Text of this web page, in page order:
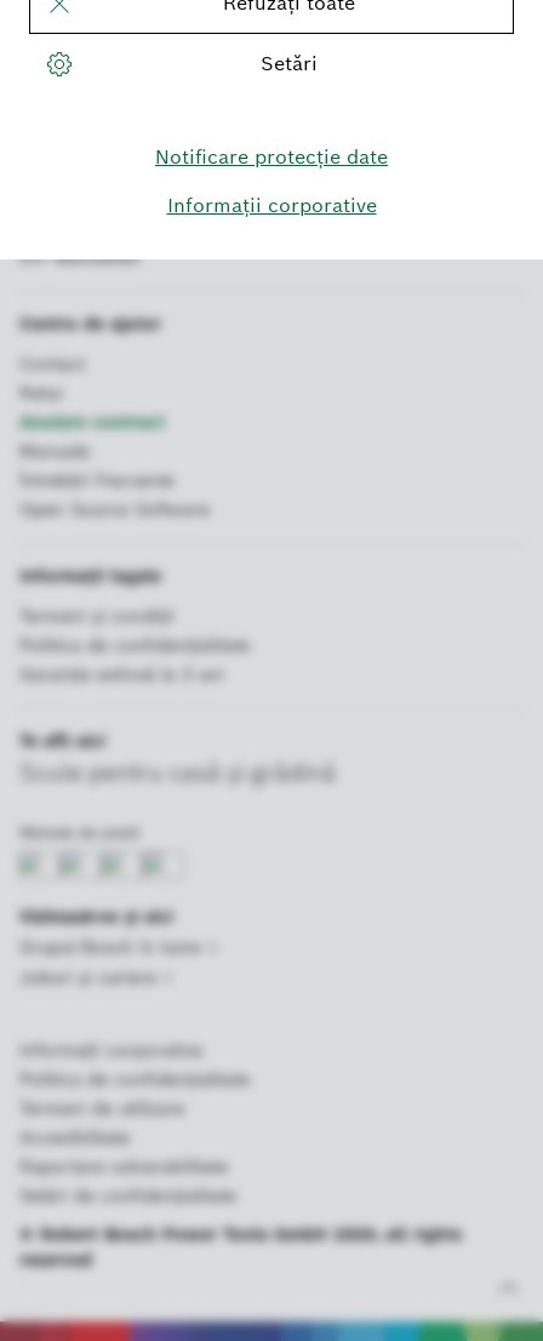
DIY Newsletter
Centru de ajutor
Contact
Retur
Anulare contract
Manuale
Întrebări frecvente
Open Source Software
Informații legale
Termeni și condiții
Politica de confidenţialitate
Garanție extinsă la 3 ani
Te afli aici
Scule pentru casă şi grădină
Vizitează-ne şi aici
Grupul Bosch în lume
Joburi şi cariere
Informații corporative
Politica de confidenţialitate
Termeni de utilizare
Accesibilitate
Raportare vulnerabilitate
Setări de confidenţialitate
© Robert Bosch Power Tools GmbH 2020, all rights
reserved